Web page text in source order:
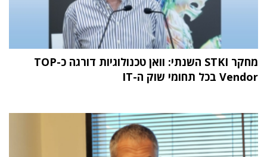
מחקר STKI השנתי: וואן טכנולוגיות דורגה כ-TOP
Vendor בכל תחומי שוק ה-IT